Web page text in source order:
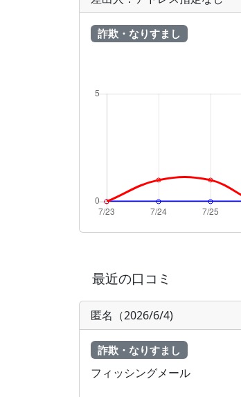
詐欺・なりすまし
最近の口コミ
匿名（2026/6/4)
詐欺・なりすまし
フィッシングメール